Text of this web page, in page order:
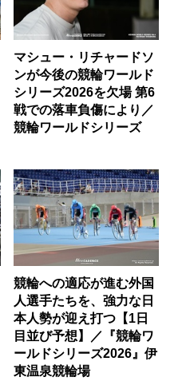
マシュー・リチャードソ
ンが今後の競輪ワールド
シリーズ2026を欠場 第6
戦での落車負傷により／
競輪ワールドシリーズ
競輪への適応が進む外国
人選手たちを、強力な日
本人勢が迎え打つ【1日
目並び予想】／『競輪ワ
ールドシリーズ2026』伊
東温泉競輪場